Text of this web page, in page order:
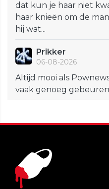
dat kun je haar niet
haar knieën om de
hij wat...
Prikker
06-08-2026
Altijd mooi als
vaak genoeg